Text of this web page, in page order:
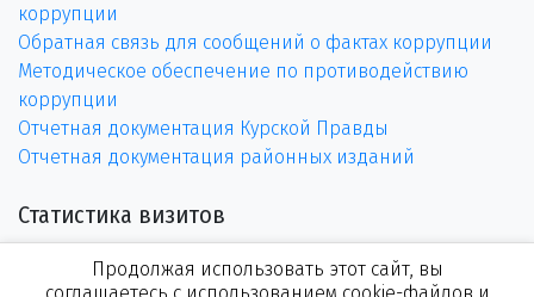
коррупции
Обратная связь для сообщений о фактах коррупции
Методическое обеспечение по противодействию
коррупции
Отчетная документация Курской Правды
Отчетная документация районных изданий
Статистика визитов
Продолжая использовать этот сайт, вы